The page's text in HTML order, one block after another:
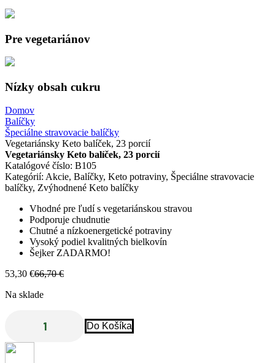
Pre vegetariánov
Nízky obsah cukru
Domov
Balíčky
Špeciálne stravovacie balíčky
Vegetariánsky Keto balíček, 23 porcií
Vegetariánsky Keto balíček, 23 porcií
Katalógové číslo: B105
Kategórií: Akcie, Balíčky, Keto potraviny, Špeciálne stravovacie
balíčky, Zvýhodnené Keto balíčky
Vhodné pre ľudí s vegetariánskou stravou
Podporuje chudnutie
Chutné a nízkoenergetické potraviny
Vysoký podiel kvalitných bielkovín
Šejker ZADARMO!
66,70€
Pôvodná
cena
bola:
53,30 €
Aktuálna
cena
je:
Na sklade
množstvo
Keto
Do Košíka